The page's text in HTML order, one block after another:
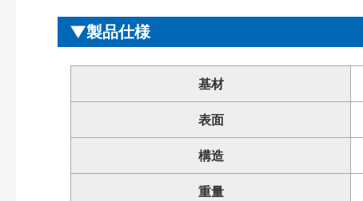
製品仕様
基材
表面
構造
重量